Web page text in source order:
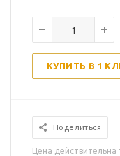
КУПИТЬ В 1
Поделиться
Цена действительна